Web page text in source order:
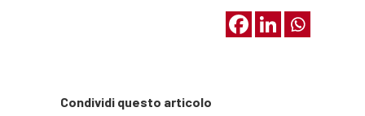
Condividi questo articolo